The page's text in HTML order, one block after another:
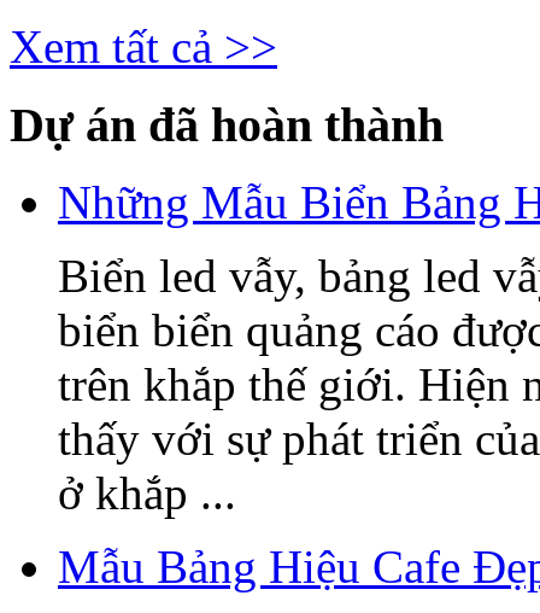
Xem tất cả >>
Dự án đã hoàn thành
Những Mẫu Biển Bảng
Biển led vẫy, bảng led
biển biển quảng cáo
trên khắp thế giới. Hiện
thấy với sự phát triển
ở khắp ...
Mẫu Bảng Hiệu Cafe